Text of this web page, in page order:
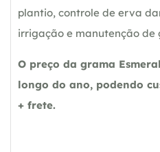
plantio, controle de erva
irrigação e manutenção de
O preço da grama
longo do ano, podendo
+ frete.